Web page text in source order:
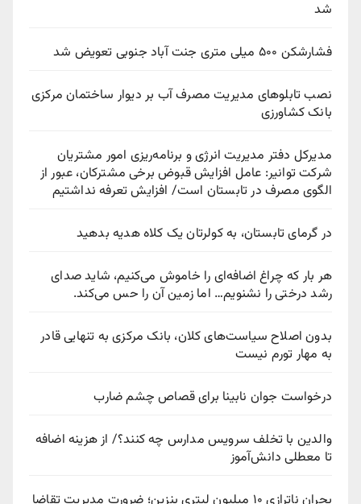
شد
فشارشکن ۵۰۰ میلی متری جنت آباد جنوبی تعویض شد
نصب تابلوهای مدیریت مصرف آب بر دیوار ساختمان مرکزی
بانک کشاورزی
مدیرکل دفتر مدیریت انرژی و برنامه‌ریزی امور مشتریان
شرکت توانیر: عامل افزایش قبوض برخی مشترکان، عبور از
الگوی مصرف در تابستان است/ افزایش تعرفه نداشتیم
در گرمای تابستان، به کولرتان یک کلاه هدیه بدهید
هر بار که چراغ اضافه‌ای را خاموش می‌کنیم، شاید صدای
رشد درختی را نشنویم… اما زمین آن را حس می‌کند.
بدون اصلاح سیاست‌های کلان، بانک مرکزی به تنهایی قادر
به مهار تورم نیست
درخواست جوان نابینا برای قصاص چشم ضارب
والدین با تخلف سرویس مدارس چه کنند؟/ از هزینه اضافه
تا معطلی دانش‌آموز